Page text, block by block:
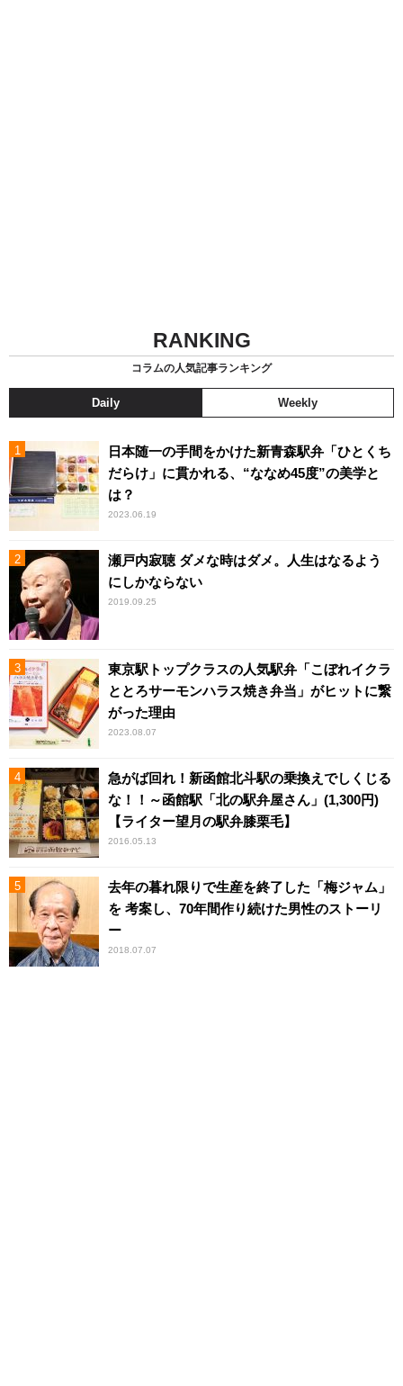
RANKING
コラムの人気記事ランキング
Daily Weekly
日本随一の手間をかけた新青森駅弁「ひとくち
だらけ」に貫かれる、“ななめ45度”の美学と
は？
2023.06.19
瀬戸内寂聴 ダメな時はダメ。人生はなるよう
にしかならない
2019.09.25
東京駅トップクラスの人気駅弁「こぼれイクラ
ととろサーモンハラス焼き弁当」がヒットに繋
がった理由
2023.08.07
急がば回れ！新函館北斗駅の乗換えでしくじる
な！！～函館駅「北の駅弁屋さん」(1,300円)
【ライター望月の駅弁膝栗毛】
2016.05.13
去年の暮れ限りで生産を終了した「梅ジャム」
を 考案し、70年間作り続けた男性のストーリ
ー
2018.07.07